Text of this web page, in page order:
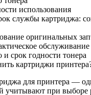
использования
службы картриджа:
оригинальных
обслуживание
и срок годности тонера
картриджи
для принтера —
учитывают при выборе